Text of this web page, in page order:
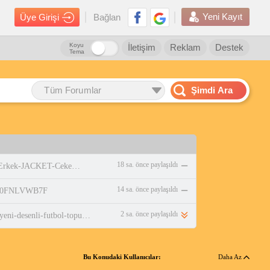
Üye Girişi Bağlan Yeni Kayıt
Destek
Reklam
İletişim
Koyu
Tema
Tüm Forumlar Şimdi Ara
https://www.amazon.com.tr/adidas-Erkek-JACKET-Ceket-WHITE/dp/B0DPBMQX1P 18 sa. önce paylaşıldı
14 sa. önce paylaşıldı
https://www.n11.com/urun/mavi-yeni-desenli-futbol-topu-4-astarli-no5-480-gr-pompa-hediyeli-x507-mavi-beyaz-81988511?magaza=eksiksepeti 2 sa. önce paylaşıldı
Bu Konudaki Kullanıcılar: Daha Az